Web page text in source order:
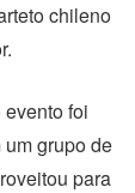
chileno
foi
grupo de
para